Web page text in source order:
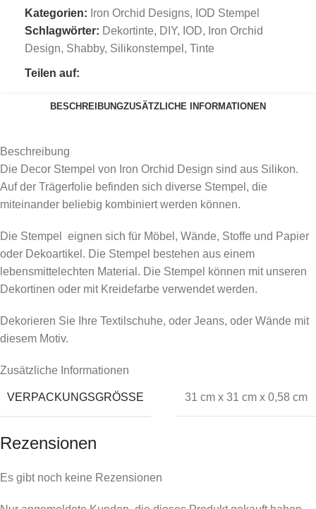
Kategorien: Iron Orchid Designs, IOD Stempel
Schlagwörter: Dekortinte, DIY, IOD, Iron Orchid
Design, Shabby, Silikonstempel , Tinte
Teilen auf:
BESCHREIBUNGZUSÄTZLICHE INFORMATIONEN
Beschreibung
Die Decor Stempel von Iron Orchid Design sind aus Silikon.
Auf der Trägerfolie befinden sich diverse Stempel, die
miteinander beliebig kombiniert werden können.
Die Stempel eignen sich für Möbel, Wände, Stoffe und Papier
oder Dekoartikel. Die Stempel bestehen aus einem
lebensmittelechten Material. Die Stempel können mit unseren
Dekortinen oder mit Kreidefarbe verwendet werden.
Dekorieren Sie Ihre Textilschuhe, oder Jeans, oder Wände mit
diesem Motiv.
Zusätzliche Informationen
VERPACKUNGSGRÖSSE 31 cm x 31 cm x 0,58 cm
Rezensionen
Es gibt noch keine Rezensionen